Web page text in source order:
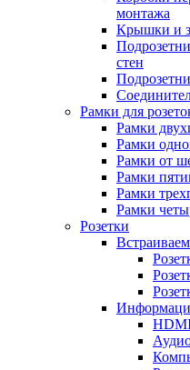
монтажа
Крышки и
стен
Рамки для
Рамки
Рамки
Рамки от
Рамки
Рамки
Рамки
Розетки
HDMI